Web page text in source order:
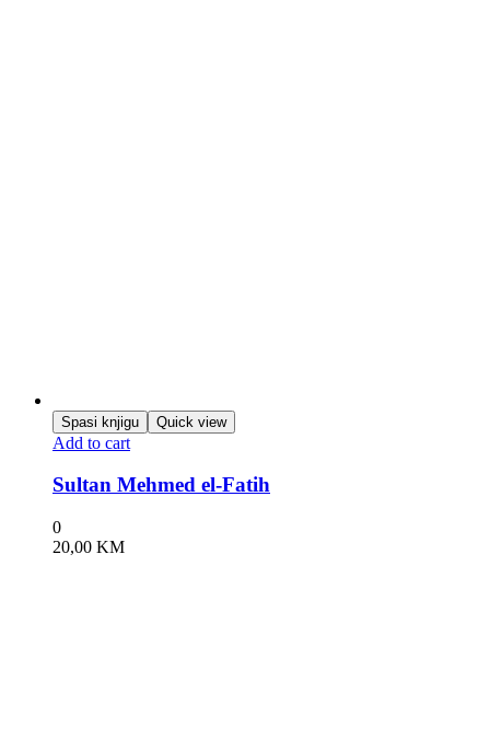
Spasi knjigu Quick view
Add to cart
Sultan Mehmed el-Fatih
0
20,00 KM